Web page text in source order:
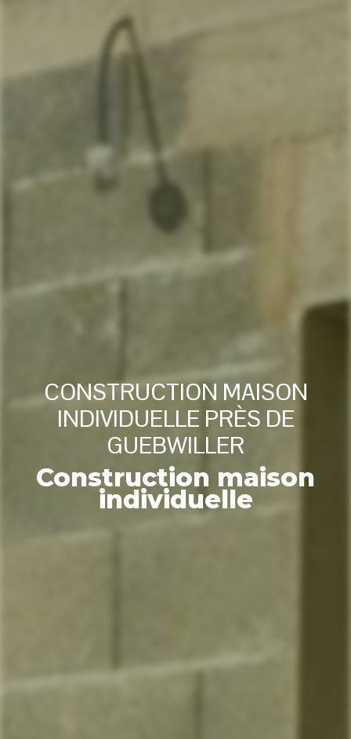
CONSTRUCTION MAISON
INDIVIDUELLE PRÈS DE
GUEBWILLER
Construction maison
individuelle